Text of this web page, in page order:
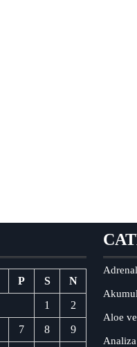
P S N
1 2
7 8 9
Aloe